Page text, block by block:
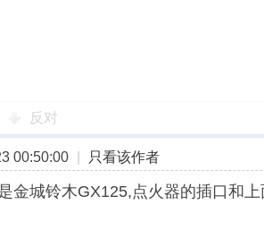
反对
00:50:00 只看该作者
金城铃木GX125,点火器的插口和